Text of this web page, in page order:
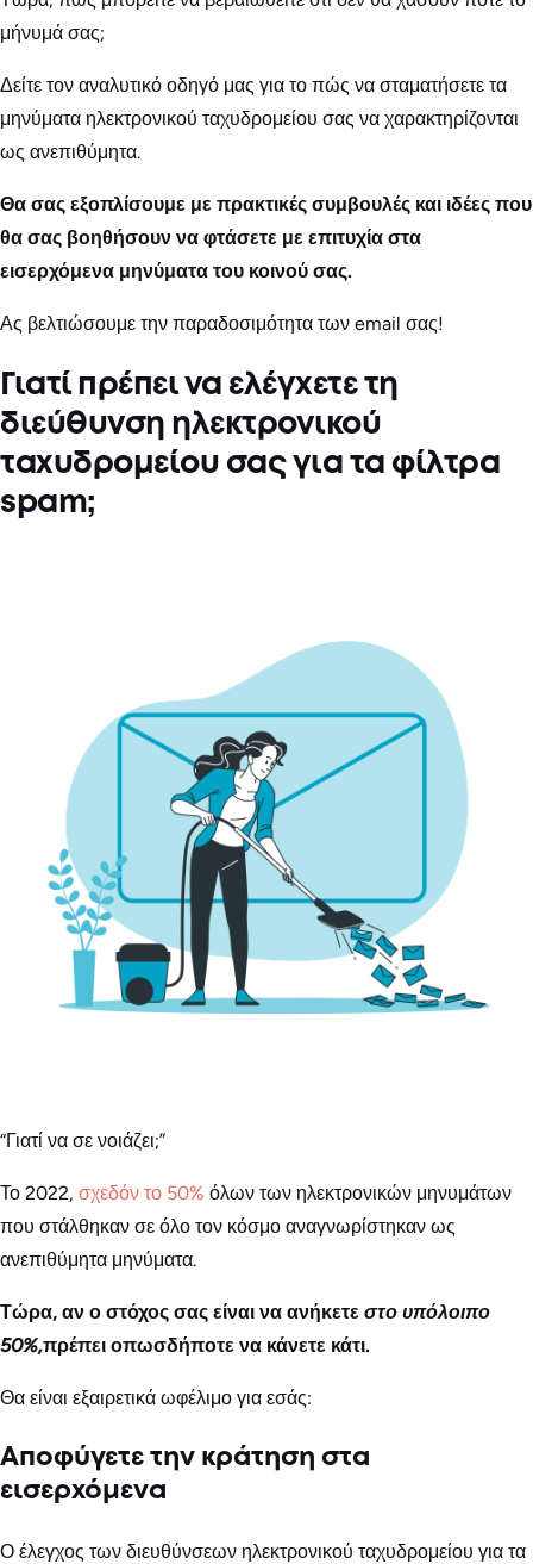
μήνυμά σας;
Δείτε τον αναλυτικό οδηγό μας για το πώς να σταματήσετε τα
μηνύματα ηλεκτρονικού ταχυδρομείου σας να χαρακτηρίζονται
ως ανεπιθύμητα.
Θα σας εξοπλίσουμε με πρακτικές συμβουλές και ιδέες που
θα σας βοηθήσουν να φτάσετε με επιτυχία στα
εισερχόμενα μηνύματα του κοινού σας.
Ας βελτιώσουμε την παραδοσιμότητα των email σας!
Γιατί πρέπει να ελέγχετε τη
διεύθυνση ηλεκτρονικού
ταχυδρομείου σας για τα φίλτρα
spam;
“Γιατί να σε νοιάζει;”
Το 2022, σχεδόν το 50% όλων των ηλεκτρονικών μηνυμάτων
που στάλθηκαν σε όλο τον κόσμο αναγνωρίστηκαν ως
ανεπιθύμητα μηνύματα.
Τώρα, αν ο στόχος σας είναι να ανήκετε στο υπόλοιπο
50%,πρέπει οπωσδήποτε να κάνετε κάτι.
Θα είναι εξαιρετικά ωφέλιμο για εσάς:
Αποφύγετε την κράτηση στα
εισερχόμενα
Ο έλεγχος των διευθύνσεων ηλεκτρονικού ταχυδρομείου για τα